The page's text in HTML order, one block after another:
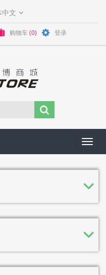
购物车 (0) 登录